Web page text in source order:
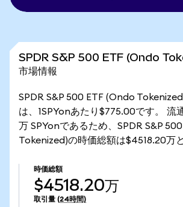
SPDR S&P 500 ETF (Ondo
市場情報
SPDR S&P 500 ETF (Ondo
は、1SPYonあたり$775.00です。 流
万 SPYonであるため、SPDR S&P
Tokenized)の時価総額は$4518.20万
時価総額
$4518.20万
取引量 (24時間)